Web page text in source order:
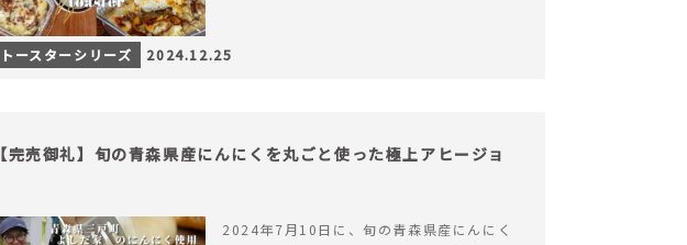
トースターシリーズ 2024.12.25
【完売御礼】旬の青森県産にんにくを丸ごと使った極上アヒージョ
2024年7月10日に、旬の青森県産にんにく